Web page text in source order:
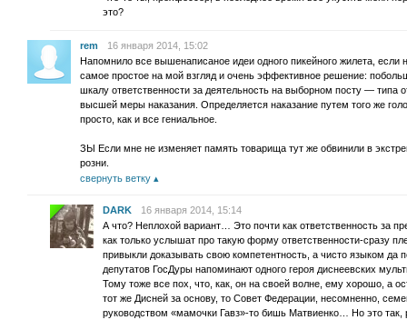
это?
rem
16 января 2014, 15:02
Напомнило все вышенаписаное идеи одного пикейного жилета,
самое простое на мой взгляд и очень эффективное решение:
шкалу ответственности за деятельность на выборном посту — типа
высшей меры наказания. Определяется наказание путем того же
просто, как и все гениальное.
ЗЫ Если мне не изменяет память товарища тут же обвинили в
розни.
свернуть ветку
DARK
16 января 2014, 15:14
А что? Неплохой вариант… Это почти как ответственность
как только услышат про такую форму ответственности-сразу
привыкли доказывать свою компетентность, а чисто языком
депутатов ГосДуры напоминают одного героя диснеевских
Тому тоже все пох, что, как, он на своей волне, ему хорошо, а
тот же Дисней за основу, то Совет Федерации, несомненно,
руководством «мамочки Гавз»-то бишь Матвиенко… Но это так,